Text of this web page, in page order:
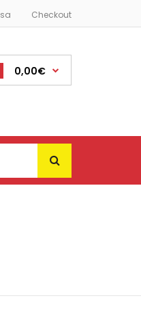
Checkout
0,00€